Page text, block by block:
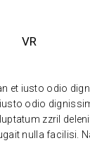
VR
et iusto odio
odio
zzril
nulla facilisi.